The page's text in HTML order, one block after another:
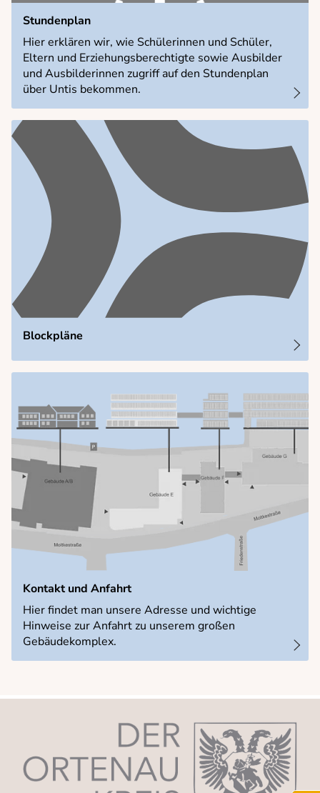
Stundenplan
Hier erklären wir, wie Schülerinnen und Schüler,
Eltern und Erziehungsberechtigte sowie Ausbilder
und Ausbilderinnen zugriff auf den Stundenplan
über Untis bekommen.
Blockpläne
Kontakt und Anfahrt
Hier findet man unsere Adresse und wichtige
Hinweise zur Anfahrt zu unserem großen
Gebäudekomplex.